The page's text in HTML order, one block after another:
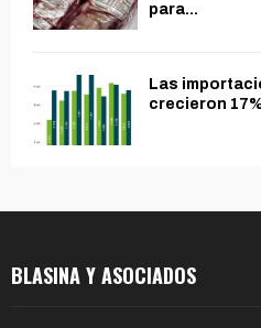
para...
Las
crecieron
BLASINA Y ASOCIADOS